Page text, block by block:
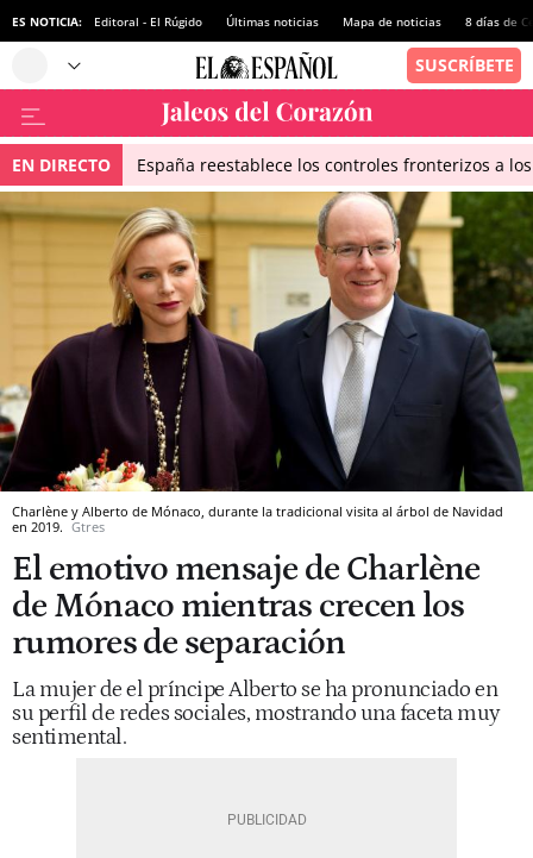
ES NOTICIA: Editoral - El Rúgido Últimas noticias Mapa de noticias 8 días de
EN DIRECTO España reestablece los controles fronterizos a
Charlène y Alberto de Mónaco, durante la tradicional visita al árbol de Navidad
en 2019. Gtres
El emotivo mensaje de Charlène
de Mónaco mientras crecen los
rumores de separación
La mujer de el príncipe Alberto se ha pronunciado en
su perfil de redes sociales, mostrando una faceta muy
sentimental.